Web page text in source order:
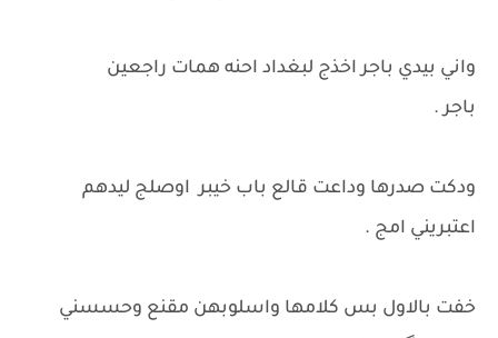
واني بيدي باجر اخذج لبغداد احنه همات راجعين
باجر .
ودكت صدرها وداعت قالع باب خيبر اوصلج ليدهم
اعتبريني امج .
خفت بالاول بس كلامها واسلوبهن مقنع وحسسني